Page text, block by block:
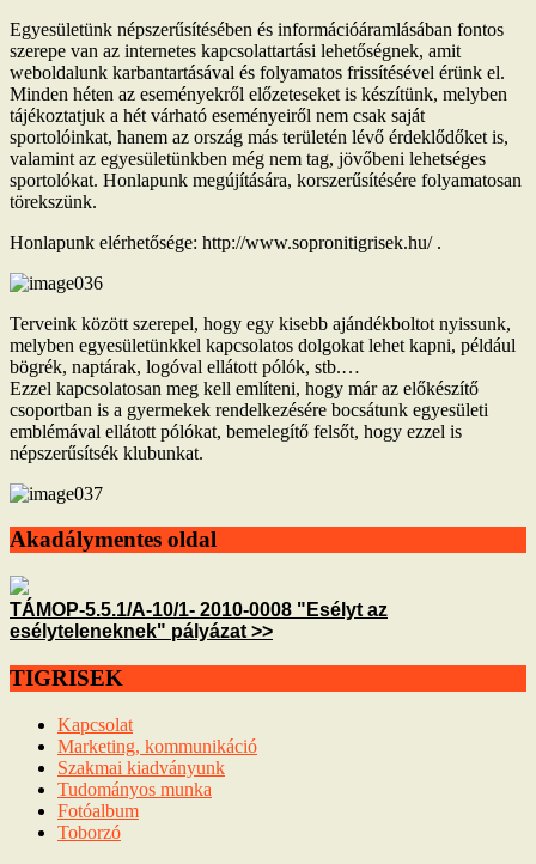
Egyesületünk népszerűsítésében és információáramlásában fontos
szerepe van az internetes kapcsolattartási lehetőségnek, amit
weboldalunk karbantartásával és folyamatos frissítésével érünk el.
Minden héten az eseményekről előzeteseket is készítünk, melyben
tájékoztatjuk a hét várható eseményeiről nem csak saját
sportolóinkat, hanem az ország más területén lévő érdeklődőket is,
valamint az egyesületünkben még nem tag, jövőbeni lehetséges
sportolókat. Honlapunk megújítására, korszerűsítésére folyamatosan
törekszünk.
Honlapunk elérhetősége: http://www.sopronitigrisek.hu/ .
Terveink között szerepel, hogy egy kisebb ajándékboltot nyissunk,
melyben egyesületünkkel kapcsolatos dolgokat lehet kapni, például
bögrék, naptárak, logóval ellátott pólók, stb.…
Ezzel kapcsolatosan meg kell említeni, hogy már az előkészítő
csoportban is a gyermekek rendelkezésére bocsátunk egyesületi
emblémával ellátott pólókat, bemelegítő felsőt, hogy ezzel is
népszerűsítsék klubunkat.
Akadálymentes oldal
TÁMOP-5.5.1/A-10/1- 2010-0008 "Esélyt az
esélyteleneknek" pályázat >>
TIGRISEK
Kapcsolat
Marketing, kommunikáció
Szakmai kiadványunk
Tudományos munka
Fotóalbum
Toborzó